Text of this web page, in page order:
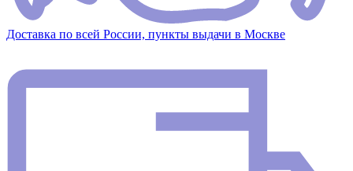
Доставка по всей России, пункты выдачи в Москве